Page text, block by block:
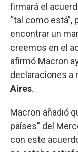
firmará el
“tal como está”,
encontrar un
creemos en el
afirmó Macron
declaraciones a
Aires.
Macron añadió
países” del
con este